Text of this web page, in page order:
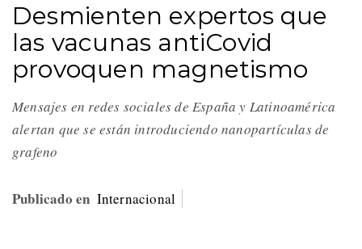
Desmienten expertos que
las vacunas antiCovid
provoquen magnetismo
Mensajes en redes sociales de España y Latinoamérica
alertan que se están introduciendo nanopartículas de
grafeno
Publicado en Internacional